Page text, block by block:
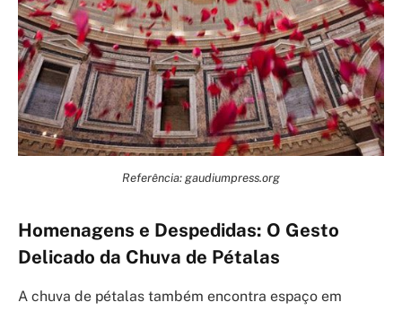
Referência: gaudiumpress.org
Homenagens e Despedidas: O Gesto
Delicado da Chuva de Pétalas
A chuva de pétalas também encontra espaço em